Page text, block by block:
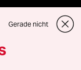
Gerade nicht